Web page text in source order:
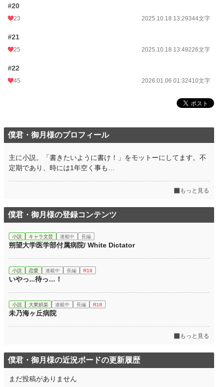
#20
23 2025.10.18 13:29344文字
#21
25 2025.10.18 13:49226文字
#22
45 2026.01.06 01:32410文字
僕君・御月様のプロフィール
主に小説。「書きたいように書け！」をモットーにしてます。不
定期であり、時には1年空く事も…
もっと見る
僕君・御月様の登録コンテンツ
小説 キャラ文芸 連載中 長編
朔望大学医学部付属病院/ White Dictator
小説 恋愛 連載中 長編 R18
いやっ...待っ…！
小説 大衆娯楽 連載中 長編 R18
未乃海ヶ丘病院
もっと見る
僕君・御月様の近況ボードの更新履歴
まだ投稿がありません